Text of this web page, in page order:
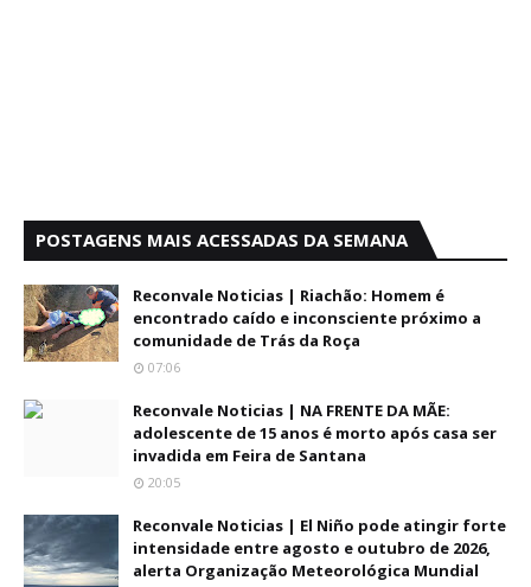
POSTAGENS MAIS ACESSADAS DA SEMANA
Reconvale Noticias | Riachão: Homem é
encontrado caído e inconsciente próximo a
comunidade de Trás da Roça
07:06
Reconvale Noticias | NA FRENTE DA MÃE:
adolescente de 15 anos é morto após casa ser
invadida em Feira de Santana
20:05
Reconvale Noticias | El Niño pode atingir forte
intensidade entre agosto e outubro de 2026,
alerta Organização Meteorológica Mundial